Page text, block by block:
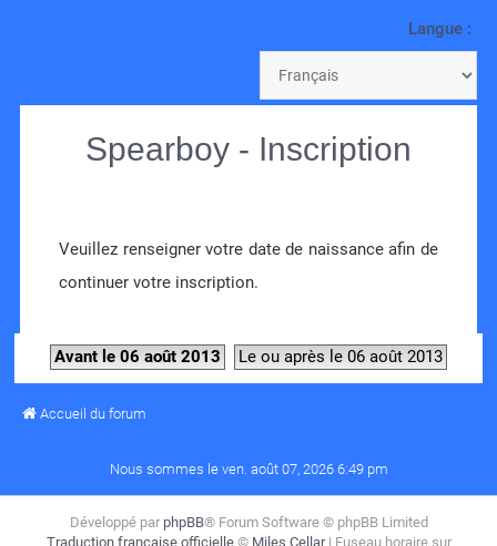
Langue :
Spearboy - Inscription
Veuillez renseigner votre date de naissance afin de
continuer votre inscription.
Avant le 06 août 2013 Le ou après le 06 août 2013
Accueil du forum
Nous sommes le ven. août 07, 2026 6:49 pm
Développé par phpBB® Forum Software © phpBB Limited
Traduction française officielle© Miles Cellar | Fuseau horaire sur